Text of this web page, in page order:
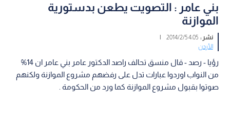
بني عامر : التصويت يطعن بدستورية
الموازنة
نشر :4:05 2014/2/5
|
الأردن
رؤيا - رصد - قال منسق تحالف راصد الدكتور عامر بني عامر ان 14%
من النواب اوردوا عبارات تدل على رفضهم مشروع الموازنة ولكنهم
صوتوا بقبول مشروع الموازنة كما ورد من الحكومة .